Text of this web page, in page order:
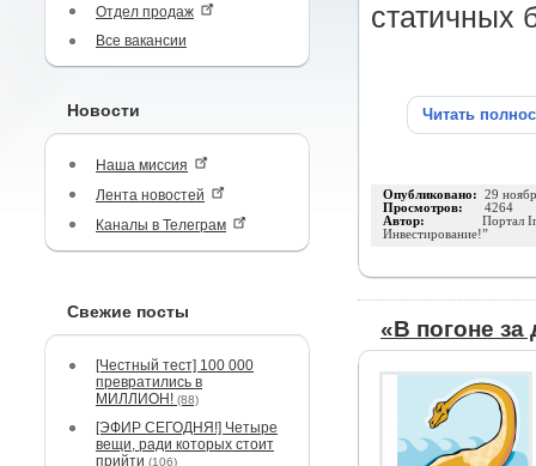
Отдел продаж
Все вакансии
Новости
Наша миссия
Лента новостей
Каналы в Телеграм
Свежие посты
[Честный тест] 100 000
превратились в
МИЛЛИОН! (88)
[ЭФИР СЕГОДНЯ!] Четыре
вещи, ради которых стоит
прийти (106)
статичных
Читать
Опубликовано: 29
Просмотров: 4264
Автор: Портал
Инвестирование!”
«В погоне